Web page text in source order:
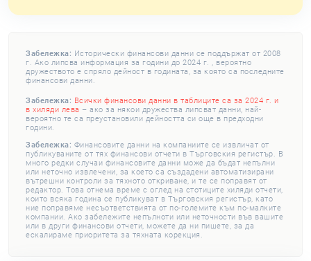
Забележка: Исторически финансови данни се поддържат от 2008
г. Ако липсва информация за години до 2024 г. , вероятно
дружеството е спряло дейност в годината, за която са последните
финансови данни.
Забележка: Всички финансови данни в таблиците са за 2024 г. и
в хиляди лева – ако за някои дружества липсват данни, най-
вероятно те са преустановили дейността си още в предходни
години.
Забележка: Финансовите данни на компаниите се извличат от
публикуваните от тях финансови отчети в Търговския регистър. В
много редки случаи финансовите данни може да бъдат непълни
или неточно извлечени, за което са създадени автоматизирани
вътрешни контроли за тяхното откриване, и те се поправят от
редактор. Това отнема време с оглед на стотиците хиляди отчети,
които всяка година се публикуват в Търговския регистър, като
ние поправяме несъответствията от по-големите към по-малките
компании. Ако забележите непълноти или неточности във вашите
или в други финансови отчети, можете да ни пишете, за да
ескалираме приоритета за тяхната корекция.